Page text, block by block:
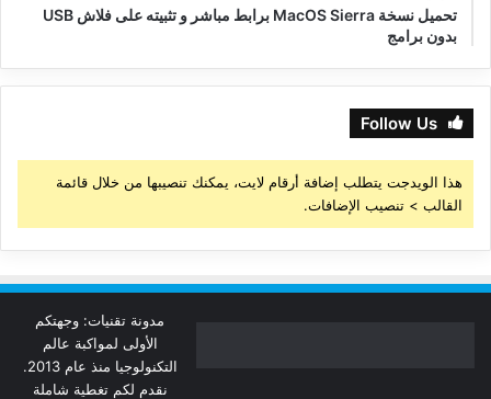
تحميل نسخة MacOS Sierra برابط مباشر و تثبيته على فلاش USB
بدون برامج
Follow Us
هذا الويدجت يتطلب إضافة أرقام لايت، يمكنك تنصيبها من خلال قائمة
القالب > تنصيب الإضافات.
مدونة تقنيات: وجهتكم
الأولى لمواكبة عالم
التكنولوجيا منذ عام 2013.
نقدم لكم تغطية شاملة